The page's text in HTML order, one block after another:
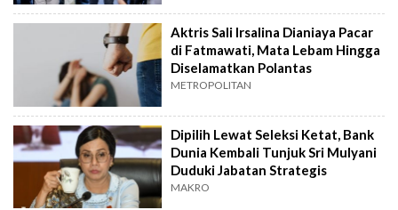
Aktris Sali Irsalina Dianiaya Pacar
di Fatmawati, Mata Lebam Hingga
Diselamatkan Polantas
METROPOLITAN
Dipilih Lewat Seleksi Ketat, Bank
Dunia Kembali Tunjuk Sri Mulyani
Duduki Jabatan Strategis
MAKRO